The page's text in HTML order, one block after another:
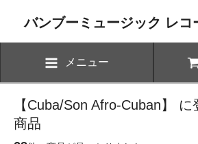
バンブーミュージック レコ
メニュー
【Cuba/Son Afro-Cuban】
商品